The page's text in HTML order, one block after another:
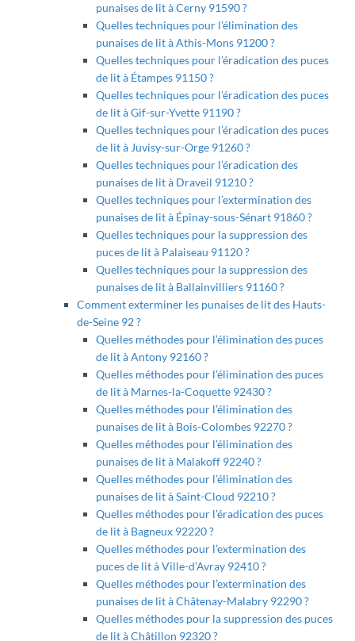
punaises de lit à Cerny 91590 ?
Quelles techniques pour l’élimination des
punaises de lit à Athis-Mons 91200 ?
Quelles techniques pour l’éradication des puces
de lit à Étampes 91150 ?
Quelles techniques pour l’éradication des puces
de lit à Gif-sur-Yvette 91190 ?
Quelles techniques pour l’éradication des puces
de lit à Juvisy-sur-Orge 91260 ?
Quelles techniques pour l’éradication des
punaises de lit à Draveil 91210 ?
Quelles techniques pour l’extermination des
punaises de lit à Épinay-sous-Sénart 91860 ?
Quelles techniques pour la suppression des
puces de lit à Palaiseau 91120 ?
Quelles techniques pour la suppression des
punaises de lit à Ballainvilliers 91160 ?
Comment exterminer les punaises de lit des Hauts-
de-Seine 92 ?
Quelles méthodes pour l’élimination des puces
de lit à Antony 92160 ?
Quelles méthodes pour l’élimination des puces
de lit à Marnes-la-Coquette 92430 ?
Quelles méthodes pour l’élimination des
punaises de lit à Bois-Colombes 92270 ?
Quelles méthodes pour l’élimination des
punaises de lit à Malakoff 92240 ?
Quelles méthodes pour l’élimination des
punaises de lit à Saint-Cloud 92210 ?
Quelles méthodes pour l’éradication des puces
de lit à Bagneux 92220 ?
Quelles méthodes pour l’extermination des
puces de lit à Ville-d’Avray 92410 ?
Quelles méthodes pour l’extermination des
punaises de lit à Châtenay-Malabry 92290 ?
Quelles méthodes pour la suppression des puces
de lit à Châtillon 92320 ?